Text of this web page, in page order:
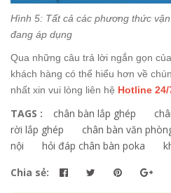
Hình 5: Tất cả các phương thức
đang áp dụng
Qua những câu trả lời ngắn gọn của
khách hàng có thể hiểu hơn về
nhất xin vui lòng liên hệ Hotline 24/
TAGS : chân bàn lắp ghép
rời lắp ghép
chân bàn văn
nội
hỏi đáp chân bàn poka
Chia sẻ: